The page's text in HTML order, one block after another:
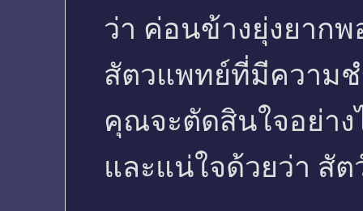
ว่า ค่อนข้างยุ่งยาก
สัตวแพทย์ที่มีความ
คุณจะตัดสินใจอย่า
และแน่ใจด้วยว่า สั